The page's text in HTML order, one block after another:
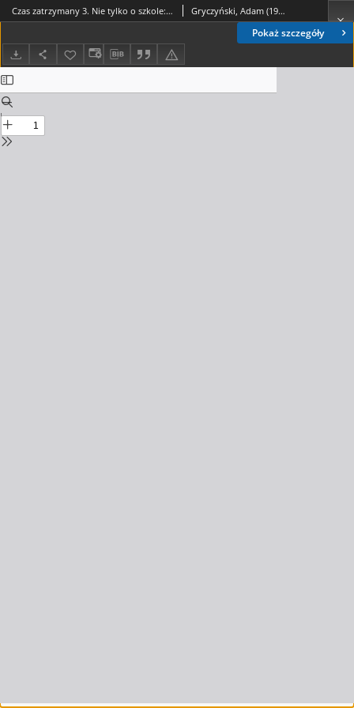
Pokaż szczegóły
Czas zatrzymany 3. Nie tylko o szkole: wybór tekstów oraz fotografie z terenów Nowej Huty i okolic/ red. Adam Gryczyński. T.1 Gryczyński, Adam (1957-) Red.